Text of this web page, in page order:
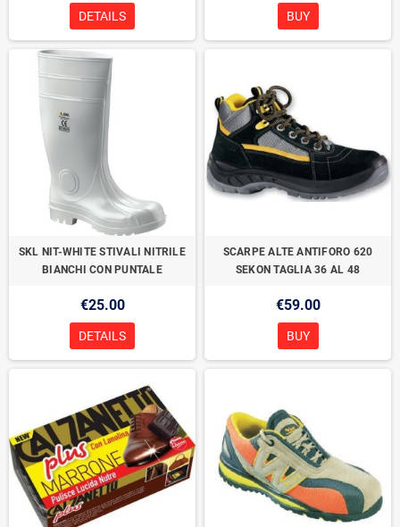
DETAILS BUY
SKL NIT-WHITE STIVALI NITRILE
BIANCHI CON PUNTALE
€25.00
DETAILS
SCARPE ALTE ANTIFORO 620
SEKON TAGLIA 36 AL 48
€59.00
BUY